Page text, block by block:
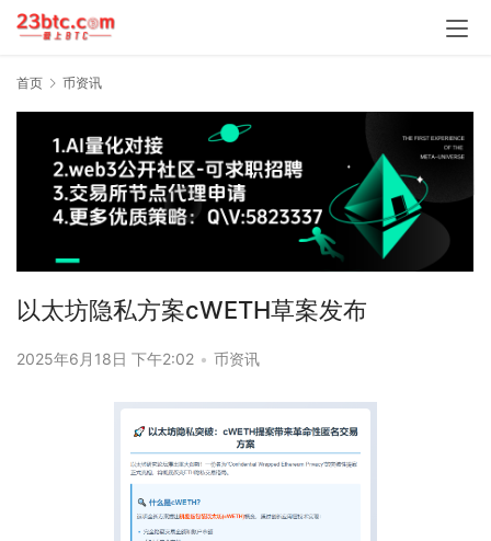
首页 币资讯
以太坊隐私方案cWETH草案发布
2025年6月18日 下午2:02 • 币资讯